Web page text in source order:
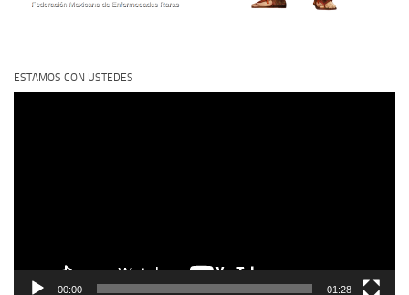
ESTAMOS CON USTEDES
00:00 01:28